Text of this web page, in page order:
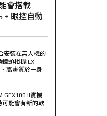
會搭載
+ 眼控自動
安裝在無人機的
鏡頭相機ILX-
高畫質於一身
GFX100 II實機
可能會有新的軟